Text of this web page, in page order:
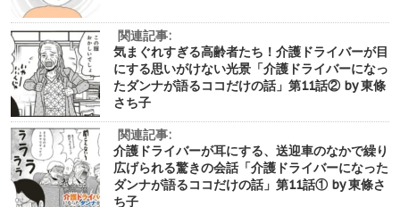
関連記事:
気まぐれすぎる高齢者たち！介護ドライバーが目
にする思いがけない光景「介護ドライバーになっ
たダンナが語るココだけの話」第11話② by 東條
さち子
関連記事:
介護ドライバーが耳にする、送迎車のなかで繰り
広げられる驚きの会話「介護ドライバーになった
ダンナが語るココだけの話」第11話① by 東條さ
ち子